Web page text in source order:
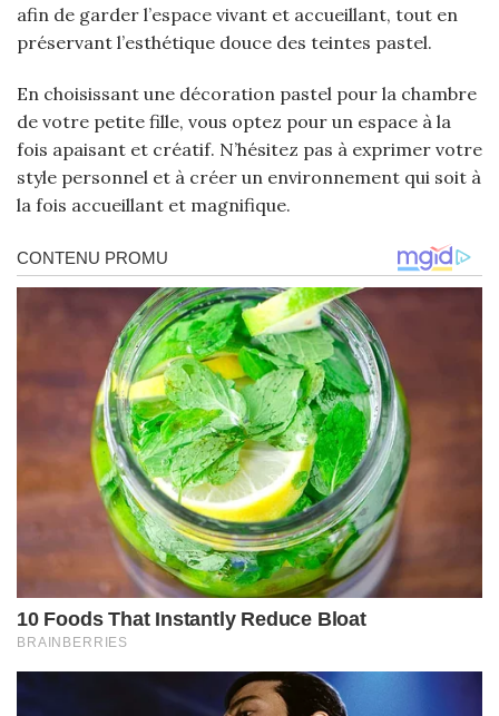
afin de garder l’espace vivant et accueillant, tout en
préservant l’esthétique douce des teintes pastel.
En choisissant une décoration pastel pour la chambre
de votre petite fille, vous optez pour un espace à la
fois apaisant et créatif. N’hésitez pas à exprimer votre
style personnel et à créer un environnement qui soit à
la fois accueillant et magnifique.